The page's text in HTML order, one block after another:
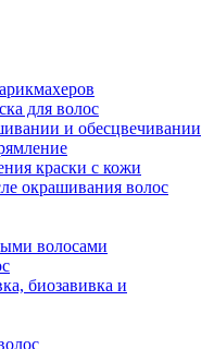
для волос
и обесцвечивании
краски с кожи
окрашивания волос
волосами
биозавивка и